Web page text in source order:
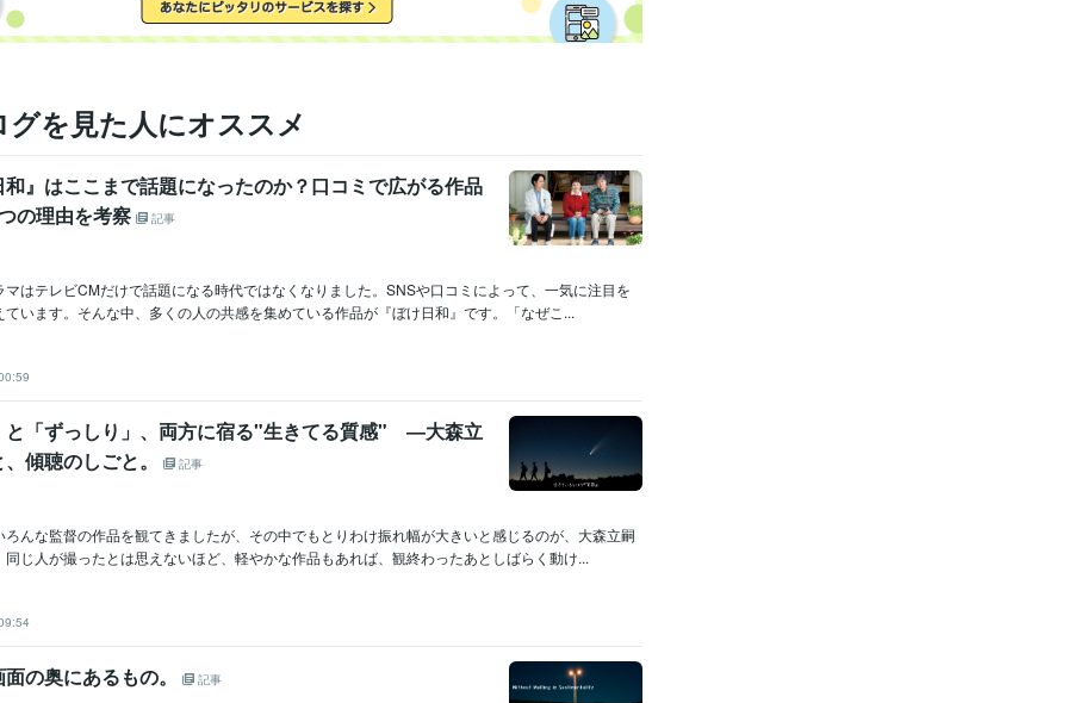
を見た人にオススメ
』はここまで話題になったのか？口コミで広がる作品
の理由を考察
記事
マはテレビCMだけで話題になる時代ではなくなりました。SNSや口コミによって、一気に注目を
います。そんな中、多くの人の共感を集めている作品が『ぼけ日和』です。「なぜこ...
と「ずっしり」、両方に宿る"生きてる質感" ―大森立
傾聴のしごと。
記事
ろんな監督の作品を観てきましたが、その中でもとりわけ振れ幅が大きいと感じるのが、大森立嗣
じ人が撮ったとは思えないほど、軽やかな作品もあれば、観終わったあとしばらく動け...
の奥にあるもの。 記事